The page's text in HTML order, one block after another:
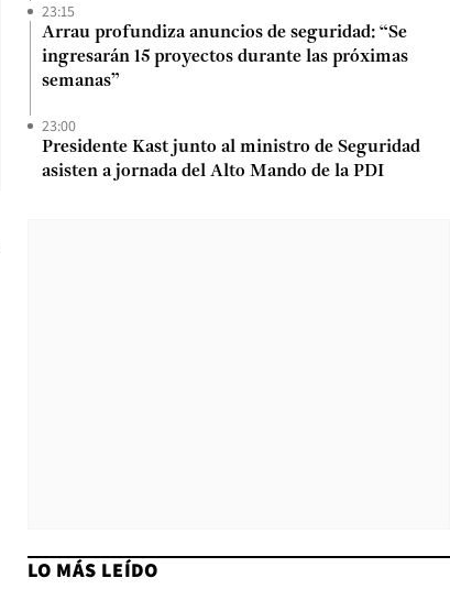
23:15
Arrau profundiza anuncios de seguridad: “Se
ingresarán 15 proyectos durante las próximas
semanas”
23:00
Presidente Kast junto al ministro de Seguridad
asisten a jornada del Alto Mando de la PDI
LO MÁS LEÍDO